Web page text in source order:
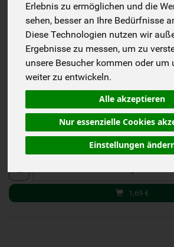
Erlebnis zu ermöglichen und die
sehen, besser an Ihre Bedürfnisse
Diese Technologien nutzen wir
Ergebnisse zu messen, um zu
unsere Besucher kommen oder um
weiter zu entwickeln.
Alle akzeptieren
Nur essenzielle Cookies
Einstellungen
Lakritz
Terrasana
NL-BIO-01
1,69 €
(30,18 € /
inkl. 7%
56 g
1,69 €